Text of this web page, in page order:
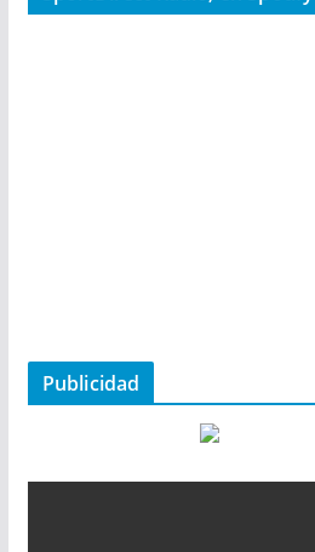
Publicidad